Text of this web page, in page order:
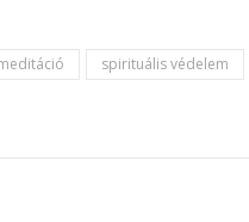
spirituális védelem